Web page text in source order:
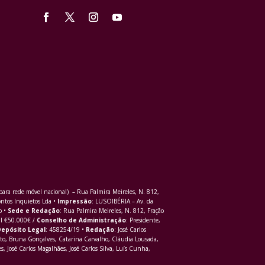
rede móvel nacional) – Rua Palmira Meireles, N. 812,
Inquietos Lda • Impressão: LUSOIBÉRIA – Av. da
• Sede e Redação: Rua Palmira Meireles, N. 812, Fração
€50.000€ / Conselho de Administração: Presidente,
Legal: 458254/19 • Redação: José Carlos
Bruna Gonçalves, Catarina Carvalho, Cláudia Lousada,
Carlos Magalhães, José Carlos Silva, Luís Cunha,